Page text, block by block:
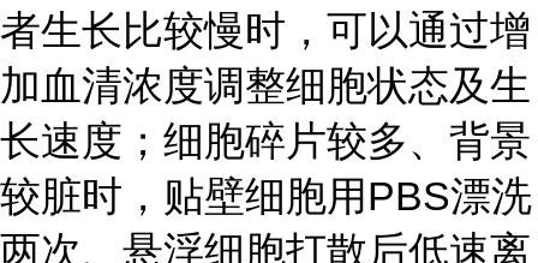
者生长比较慢时，可以通过增
加血清浓度调整细胞状态及生
长速度；细胞碎片较多、背景
较脏时，贴壁细胞用PBS漂洗
两次、悬浮细胞打散后低速离